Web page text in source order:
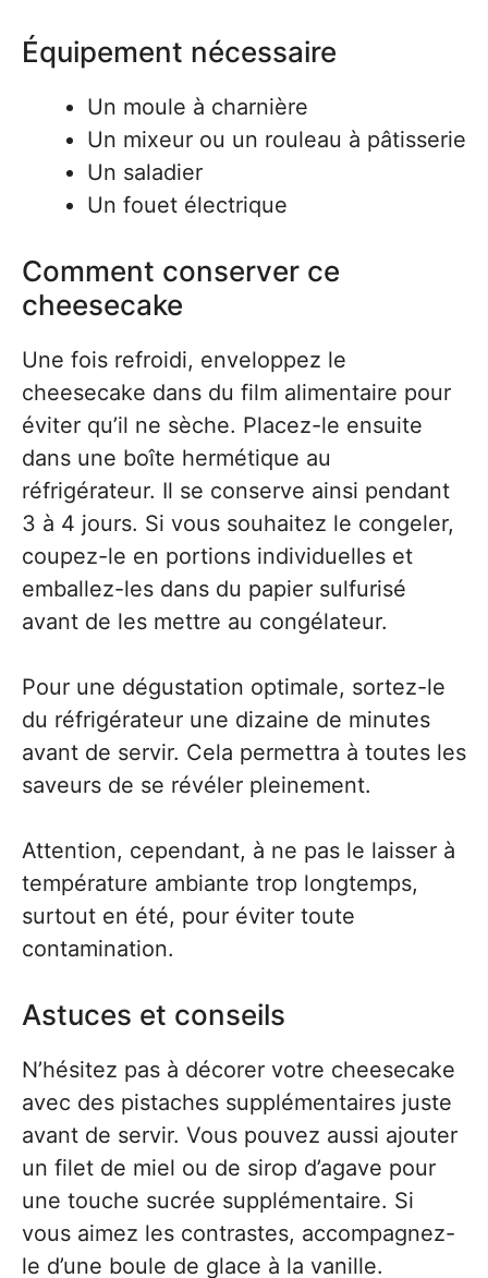
Équipement nécessaire
Un moule à charnière
Un mixeur ou un rouleau à pâtisserie
Un saladier
Un fouet électrique
Comment conserver ce
cheesecake
Une fois refroidi, enveloppez le
cheesecake dans du film alimentaire pour
éviter qu’il ne sèche. Placez-le ensuite
dans une boîte hermétique au
réfrigérateur. Il se conserve ainsi pendant
3 à 4 jours. Si vous souhaitez le congeler,
coupez-le en portions individuelles et
emballez-les dans du papier sulfurisé
avant de les mettre au congélateur.
Pour une dégustation optimale, sortez-le
du réfrigérateur une dizaine de minutes
avant de servir. Cela permettra à toutes les
saveurs de se révéler pleinement.
Attention, cependant, à ne pas le laisser à
température ambiante trop longtemps,
surtout en été, pour éviter toute
contamination.
Astuces et conseils
N’hésitez pas à décorer votre cheesecake
avec des pistaches supplémentaires juste
avant de servir. Vous pouvez aussi ajouter
un filet de miel ou de sirop d’agave pour
une touche sucrée supplémentaire. Si
vous aimez les contrastes, accompagnez-
le d’une boule de glace à la vanille.